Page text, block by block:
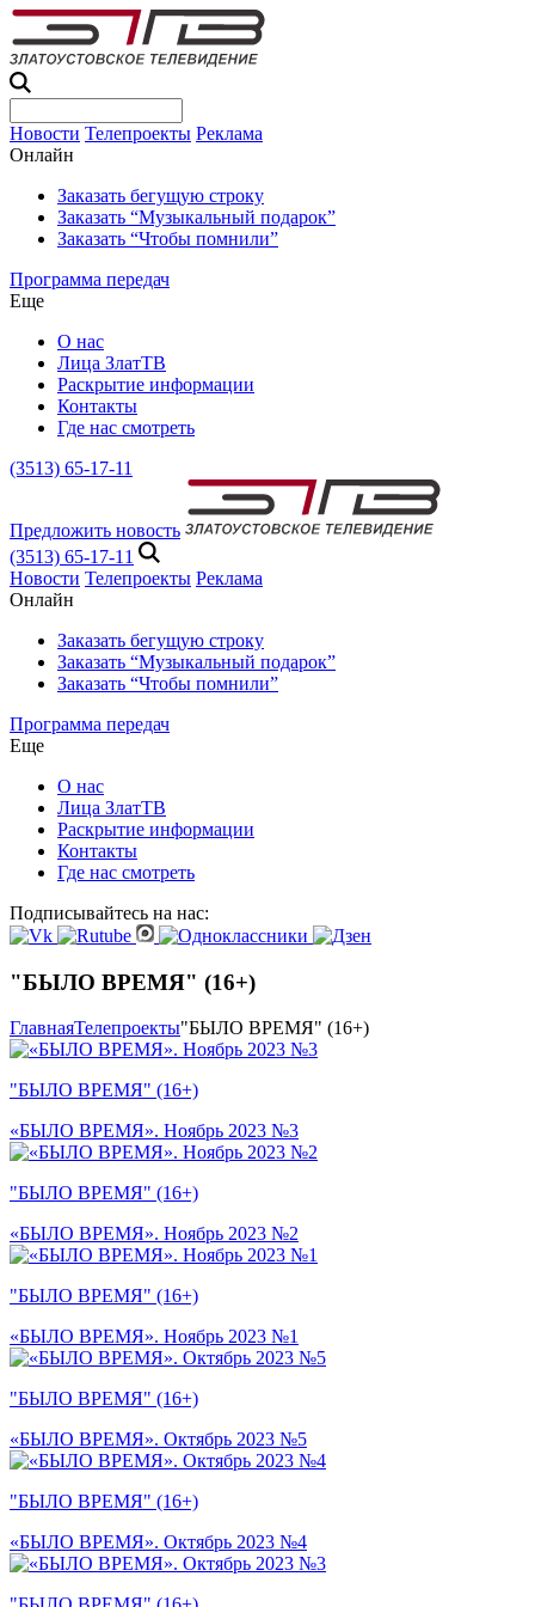
Новости Телепроекты Реклама
Онлайн
Заказать бегущую строку
Заказать “Музыкальный подарок”
Заказать “Чтобы помнили”
Программа передач
Еще
О нас
Лица ЗлатТВ
Раскрытие информации
Контакты
Где нас смотреть
(3513) 65-17-11
Предложить новость
(3513) 65-17-11
Новости Телепроекты Реклама
Онлайн
Заказать бегущую строку
Заказать “Музыкальный подарок”
Заказать “Чтобы помнили”
Программа передач
Еще
О нас
Лица ЗлатТВ
Раскрытие информации
Контакты
Где нас смотреть
Подписывайтесь на нас:
"БЫЛО ВРЕМЯ" (16+)
ГлавнаяТелепроекты"БЫЛО ВРЕМЯ" (16+)
"БЫЛО ВРЕМЯ" (16+)
«БЫЛО ВРЕМЯ». Ноябрь 2023 №3
"БЫЛО ВРЕМЯ" (16+)
«БЫЛО ВРЕМЯ». Ноябрь 2023 №2
"БЫЛО ВРЕМЯ" (16+)
«БЫЛО ВРЕМЯ». Ноябрь 2023 №1
"БЫЛО ВРЕМЯ" (16+)
«БЫЛО ВРЕМЯ». Октябрь 2023 №5
"БЫЛО ВРЕМЯ" (16+)
«БЫЛО ВРЕМЯ». Октябрь 2023 №4